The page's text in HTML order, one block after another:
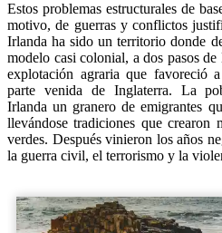
Estos problemas estructurales de
motivo, de guerras y conflictos
Irlanda ha sido un territorio donde
modelo casi colonial, a dos pasos
explotación agraria que favoreció
parte venida de Inglaterra. La
Irlanda un granero de emigrantes
llevándose tradiciones que
verdes. Después vinieron los años
la guerra civil, el terrorismo y la